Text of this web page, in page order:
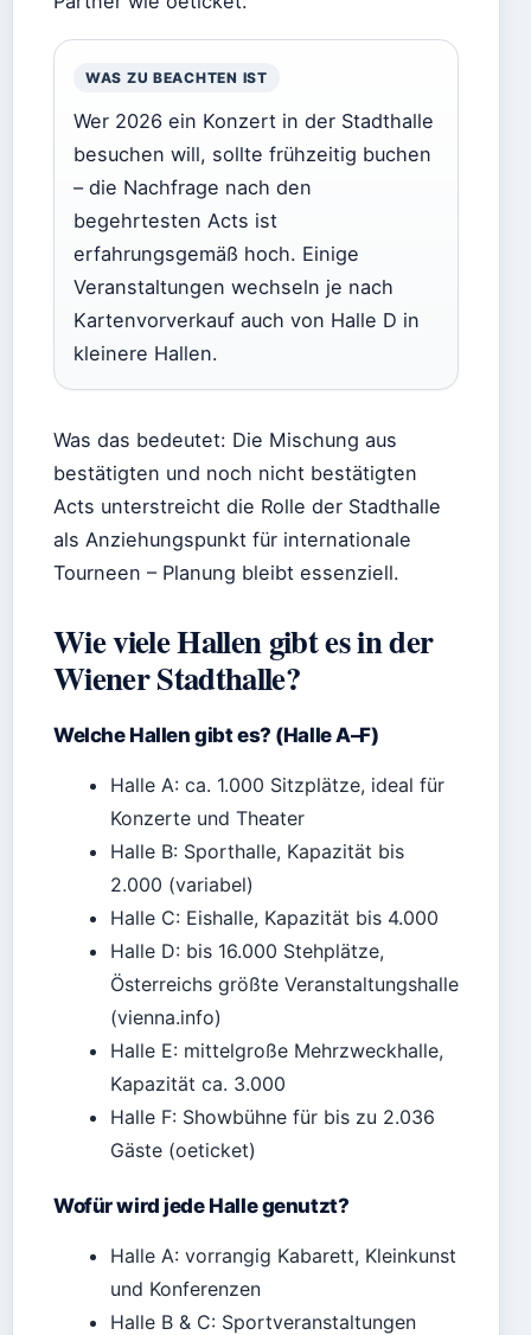
WAS ZU BEACHTEN IST
Wer 2026 ein Konzert in der Stadthalle
besuchen will, sollte frühzeitig buchen
– die Nachfrage nach den
begehrtesten Acts ist
erfahrungsgemäß hoch. Einige
Veranstaltungen wechseln je nach
Kartenvorverkauf auch von Halle D in
kleinere Hallen.
Was das bedeutet: Die Mischung aus
bestätigten und noch nicht bestätigten
Acts unterstreicht die Rolle der Stadthalle
als Anziehungspunkt für internationale
Tourneen – Planung bleibt essenziell.
Wie viele Hallen gibt es in der
Wiener Stadthalle?
Welche Hallen gibt es? (Halle A–F)
Halle A: ca. 1.000 Sitzplätze, ideal für
Konzerte und Theater
Halle B: Sporthalle, Kapazität bis
2.000 (variabel)
Halle C: Eishalle, Kapazität bis 4.000
Halle D: bis 16.000 Stehplätze,
Österreichs größte Veranstaltungshalle
(vienna.info)
Halle E: mittelgroße Mehrzweckhalle,
Kapazität ca. 3.000
Halle F: Showbühne für bis zu 2.036
Gäste (oeticket)
Wofür wird jede Halle genutzt?
Halle A: vorrangig Kabarett, Kleinkunst
und Konferenzen
Halle B & C: Sportveranstaltungen